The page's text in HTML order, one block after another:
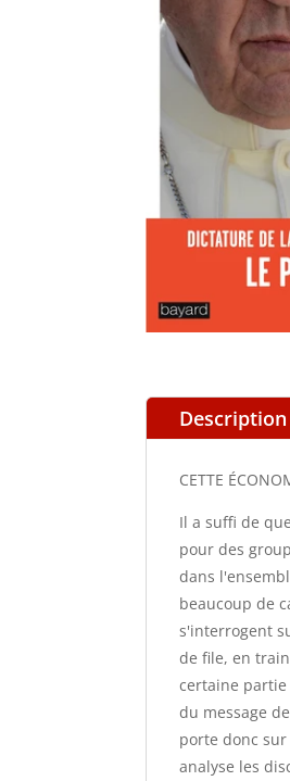
Description
CETTE
Il a suffi de
pour des
dans
beaucoup de
s'interrogent
de file, en
certaine
du message
porte donc
analyse les